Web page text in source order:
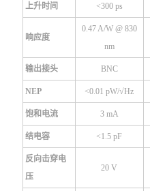
上升时间 <300 ps
响应度
0.47 A/W @ 830
nm
输出接头 BNC
NEP <0.01 pW/√Hz
饱和电流 3 mA
结电容 <1.5 pF
反向击穿电
压
20 V